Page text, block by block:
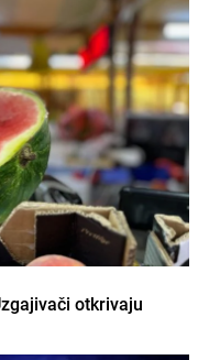
otkrivaju